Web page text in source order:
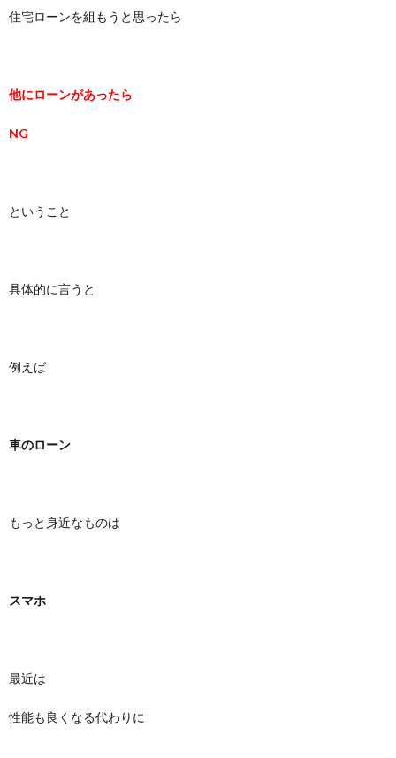
住宅ローンを組もうと思ったら
他にローンがあったら
NG
ということ
具体的に言うと
例えば
車のローン
もっと身近なものは
スマホ
最近は
性能も良くなる代わりに